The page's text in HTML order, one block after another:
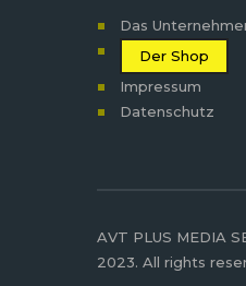
Das
Der Shop
Impressum
Datenschutz
AVT PLUS MEDIA
2023. All rights